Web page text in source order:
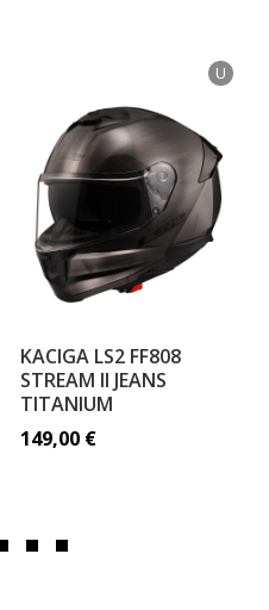
U
KACIGA LS2 FF808
STREAM II JEANS
TITANIUM
149,00 €